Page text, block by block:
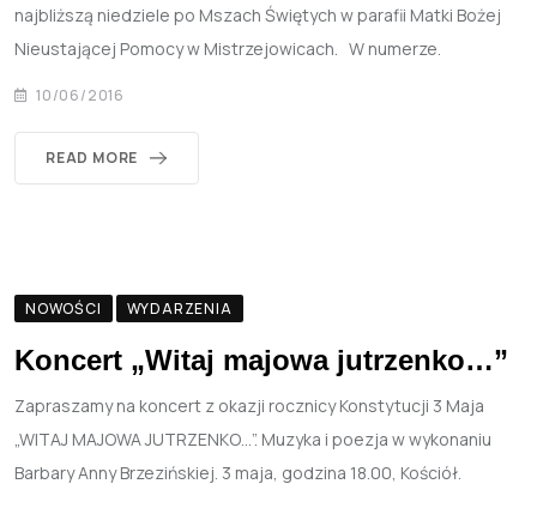
najbliższą niedziele po Mszach Świętych w parafii Matki Bożej
Nieustającej Pomocy w Mistrzejowicach. W numerze.
10/06/2016
READ MORE
NOWOŚCI WYDARZENIA
Koncert „Witaj majowa jutrzenko…”
Zapraszamy na koncert z okazji rocznicy Konstytucji 3 Maja
„WITAJ MAJOWA JUTRZENKO…”. Muzyka i poezja w wykonaniu
Barbary Anny Brzezińskiej. 3 maja, godzina 18.00, Kościół.